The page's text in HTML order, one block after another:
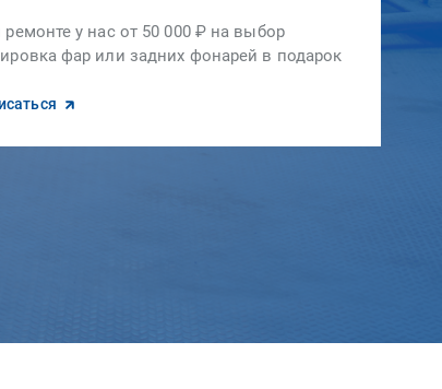
ремонте у нас от 50 000 ₽ на выбор
фар или задних фонарей в подарок